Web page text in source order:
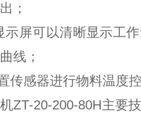
；
示屏可以清晰显示工
线；
传感器进行物料温度
ZT-20-200-80H主要